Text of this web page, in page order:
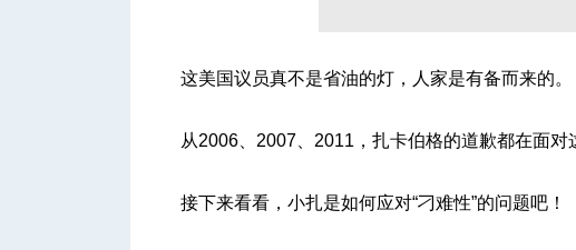
这美国议员真不是省油的灯，人家是有备而来的。
从2006、2007、2011，扎卡伯格的道歉都在面对
接下来看看，小扎是如何应对“刁难性”的问题吧！